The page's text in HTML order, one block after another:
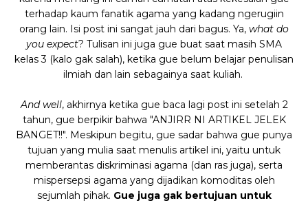
terhadap kaum fanatik agama yang kadang ngerugiin
orang lain. Isi post ini sangat jauh dari bagus. Ya, what do
you expect? Tulisan ini juga gue buat saat masih SMA
kelas 3 (kalo gak salah), ketika gue belum belajar penulisan
ilmiah dan lain sebagainya saat kuliah.
And well, akhirnya ketika gue baca lagi post ini setelah 2
tahun, gue berpikir bahwa "ANJIRR NI ARTIKEL JELEK
BANGET!!". Meskipun begitu, gue sadar bahwa gue punya
tujuan yang mulia saat menulis artikel ini, yaitu untuk
memberantas diskriminasi agama (dan ras juga), serta
mispersepsi agama yang dijadikan komoditas oleh
sejumlah pihak. Gue juga gak bertujuan untuk